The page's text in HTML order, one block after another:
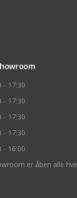
- 17:30
- 17:30
- 17:30
- 17:30
- 16:00
er åben alle